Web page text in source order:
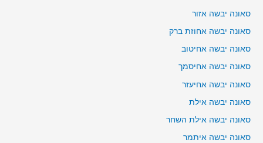
סאונה יבשה אזור
סאונה יבשה אחוזת ברק
סאונה יבשה אחיטוב
סאונה יבשה אחיסמך
סאונה יבשה אחיעזר
סאונה יבשה אילת
סאונה יבשה אילת השחר
סאונה יבשה איתמר